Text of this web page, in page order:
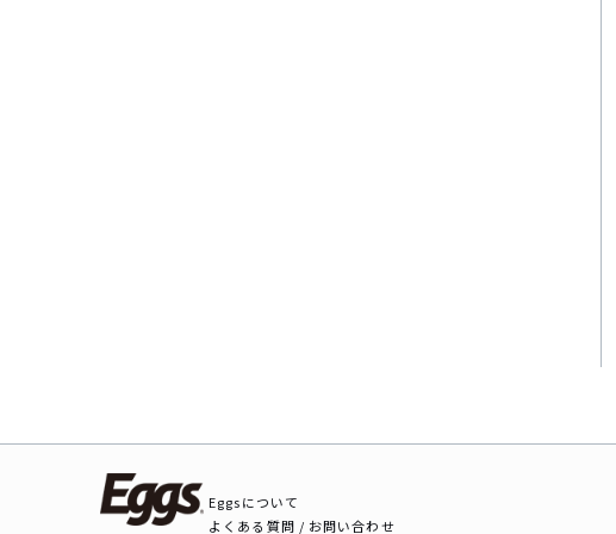
Eggsについて
よくある質問 / お問い合わせ